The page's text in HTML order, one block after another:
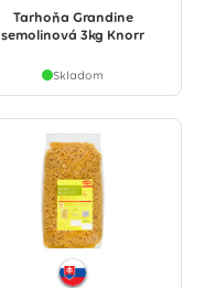
Tarhoňa Grandine
semolinová 3kg Knorr
Skladom